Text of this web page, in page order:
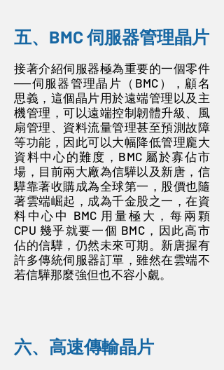
五、​BMC 伺服器管理晶片
接著介紹伺服器極為重要的一個零件
──伺服器管理晶片（BMC），顧名
思義，這個晶片用於遠端管理以及主
機管理，可以遠端控制韌體升級、風
扇管理、資料流量管理甚至預測故障
等功能，因此可以大幅降低管理龐大
資料中心的難度，BMC 屬於寡佔市
場，目前兩大廠為信驊以及新唐，信
驊靠著收購成為全球第一，股價也隨
著雲端崛起，成為千金股之一，在資
料中心中 BMC 用量極大，每兩顆
CPU 幾乎就要一個 BMC，因此高市
佔的信驊，仍然未來可期。新唐握有
許多傳統伺服器訂單，雖然在雲端不
若信驊那麼強但也不容小覷。
六、高速傳輸晶片